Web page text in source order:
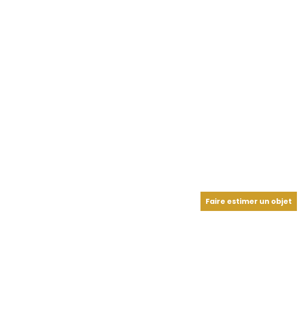
Faire estimer un objet